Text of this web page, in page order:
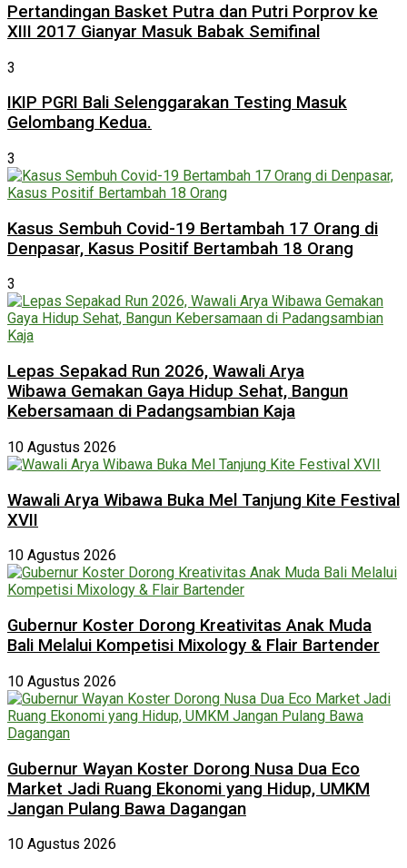
Pertandingan Basket Putra dan Putri Porprov ke
XIII 2017 Gianyar Masuk Babak Semifinal
3
IKIP PGRI Bali Selenggarakan Testing Masuk
Gelombang Kedua.
3
Kasus Sembuh Covid-19 Bertambah 17 Orang di
Denpasar, Kasus Positif Bertambah 18 Orang
3
Lepas Sepakad Run 2026, Wawali Arya
Wibawa Gemakan Gaya Hidup Sehat, Bangun
Kebersamaan di Padangsambian Kaja
10 Agustus 2026
Wawali Arya Wibawa Buka Mel Tanjung Kite Festival
XVII
10 Agustus 2026
Gubernur Koster Dorong Kreativitas Anak Muda
Bali Melalui Kompetisi Mixology & Flair Bartender
10 Agustus 2026
Gubernur Wayan Koster Dorong Nusa Dua Eco
Market Jadi Ruang Ekonomi yang Hidup, UMKM
Jangan Pulang Bawa Dagangan
10 Agustus 2026